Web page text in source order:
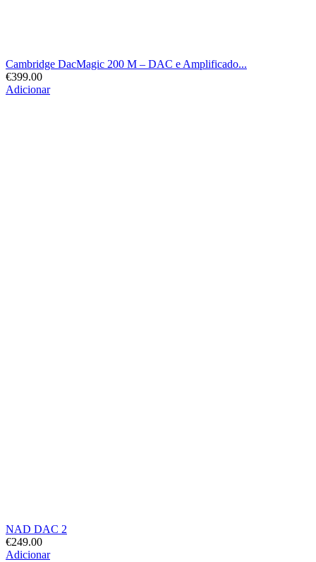
Cambridge DacMagic 200 M – DAC e Amplificado...
€399.00
Adicionar
NAD DAC 2
€249.00
Adicionar